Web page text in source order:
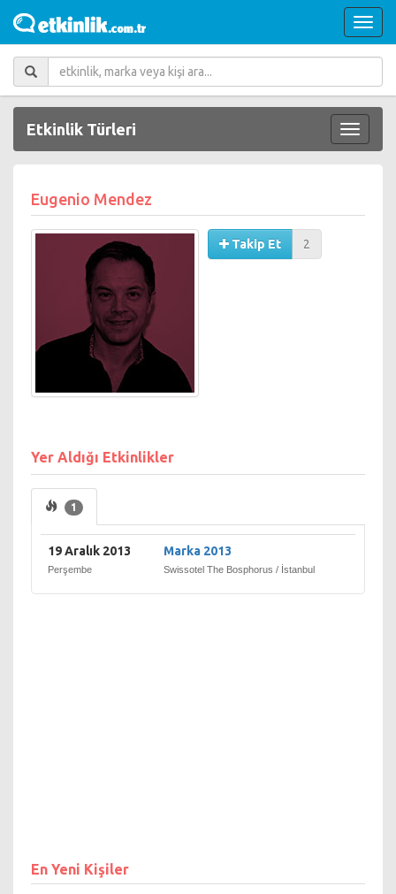
Etkinlik Türleri
Eugenio Mendez
Takip Et 2
Yer Aldığı Etkinlikler
1
19 Aralık 2013
Perşembe
Marka 2013
Swissotel The Bosphorus / İstanbul
En Yeni Kişiler